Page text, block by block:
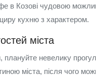
в Козові чудовою
кухню з характером.
міста
плануйте невелику
міста, після чого